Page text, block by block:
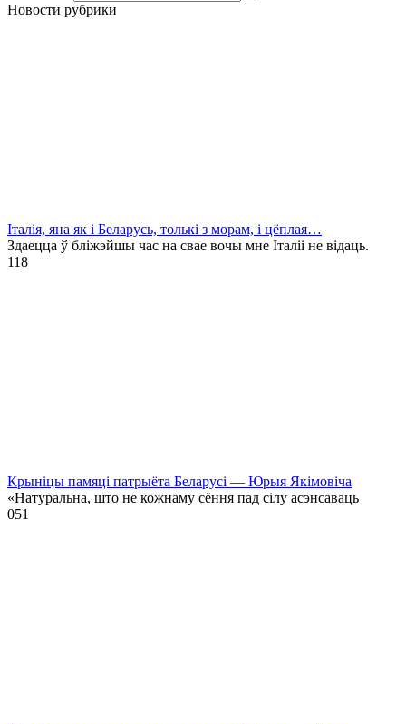
Новости рубрики
Італія, яна як і Беларусь, толькі з морам, і цёплая…
Здаецца ў бліжэйшы час на свае вочы мне Італіі не відаць.
118
Крыніцы памяці патрыёта Беларусі — Юрыя Якімовіча
«Натуральна, што не кожнаму сёння пад сілу асэнсаваць
051